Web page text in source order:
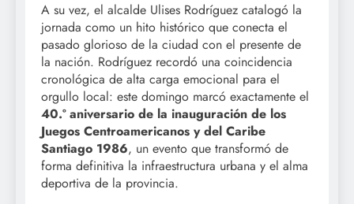
A su vez, el alcalde Ulises Rodríguez catalogó la
jornada como un hito histórico que conecta el
pasado glorioso de la ciudad con el presente de
la nación. Rodríguez recordó una coincidencia
cronológica de alta carga emocional para el
orgullo local: este domingo marcó exactamente el
40.º aniversario de la inauguración de los
Juegos Centroamericanos y del Caribe
Santiago 1986, un evento que transformó de
forma definitiva la infraestructura urbana y el alma
deportiva de la provincia.